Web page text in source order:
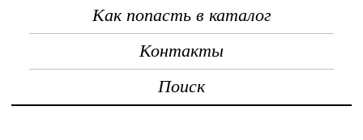
Как попасть в каталог
Контакты
Поиск